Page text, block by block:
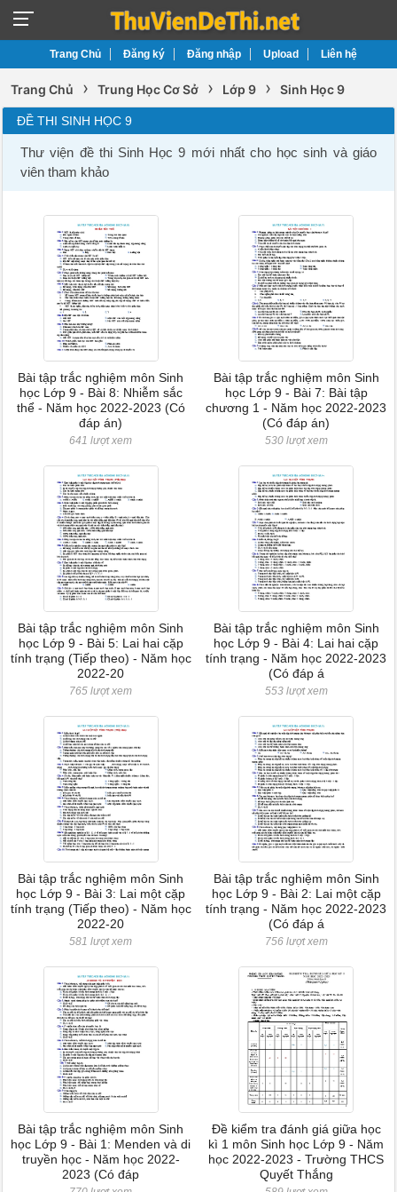
Trang Chủ Đăng ký Đăng nhập Upload Liên hệ
Trang Chủ › Trung Học Cơ Sở › Lớp 9 › Sinh Học 9
ĐỀ THI SINH HỌC 9
Thư viện đề thi Sinh Học 9 mới nhất cho học sinh và giáo
viên tham khảo
Bài tập trắc nghiệm môn Sinh
học Lớp 9 - Bài 8: Nhiễm sắc
thể - Năm học 2022-2023 (Có
đáp án)
641 lượt xem
Bài tập trắc nghiệm môn Sinh
học Lớp 9 - Bài 7: Bài tập
chương 1 - Năm học 2022-2023
(Có đáp án)
530 lượt xem
Bài tập trắc nghiệm môn Sinh
học Lớp 9 - Bài 5: Lai hai cặp
tính trạng (Tiếp theo) - Năm học
2022-20
765 lượt xem
Bài tập trắc nghiệm môn Sinh
học Lớp 9 - Bài 4: Lai hai cặp
tính trạng - Năm học 2022-2023
(Có đáp á
553 lượt xem
Bài tập trắc nghiệm môn Sinh
học Lớp 9 - Bài 3: Lai một cặp
tính trạng (Tiếp theo) - Năm học
2022-20
581 lượt xem
Bài tập trắc nghiệm môn Sinh
học Lớp 9 - Bài 2: Lai một cặp
tính trạng - Năm học 2022-2023
(Có đáp á
756 lượt xem
Bài tập trắc nghiệm môn Sinh
học Lớp 9 - Bài 1: Menden và di
truyền học - Năm học 2022-
2023 (Có đáp
Đề kiểm tra đánh giá giữa học
kì 1 môn Sinh học Lớp 9 - Năm
học 2022-2023 - Trường THCS
Quyết Thắng